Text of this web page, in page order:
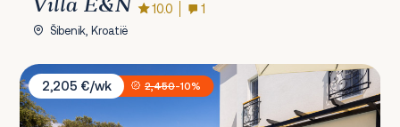
Villa E&N 10.0 1
Šibenik, Kroatië
Villa Leylandii
2,205 €/wk
2,450-10%